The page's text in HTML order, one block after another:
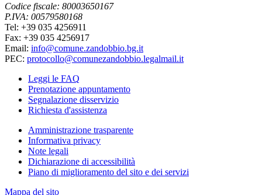
Codice fiscale: 80003650167
P.IVA: 00579580168
Tel: +39 035 4256911
Fax: +39 035 4256917
Email: info@comune.zandobbio.bg.it
PEC: protocollo@comunezandobbio.legalmail.it
Leggi le FAQ
Prenotazione appuntamento
Segnalazione disservizio
Richiesta d'assistenza
Amministrazione trasparente
Informativa privacy
Note legali
Dichiarazione di accessibilità
Piano di miglioramento del sito e dei servizi
Mappa del sito